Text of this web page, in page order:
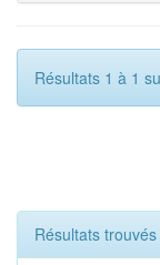
Résultats 1 à 1
Résultats